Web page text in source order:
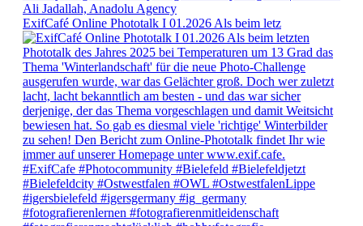
ExifCafé Online Phototalk I 01.2026 Als beim letz